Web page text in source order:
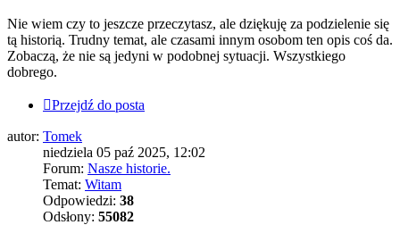
Nie wiem czy to jeszcze przeczytasz, ale dziękuję za podzielenie się
tą historią. Trudny temat, ale czasami innym osobom ten opis coś da.
Zobaczą, że nie są jedyni w podobnej sytuacji. Wszystkiego
dobrego.
Przejdź do posta
autor: Tomek
niedziela 05 paź 2025, 12:02
Forum: Nasze historie.
Temat: Witam
Odpowiedzi: 38
Odsłony: 55082